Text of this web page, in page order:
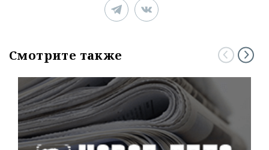
Смотрите также